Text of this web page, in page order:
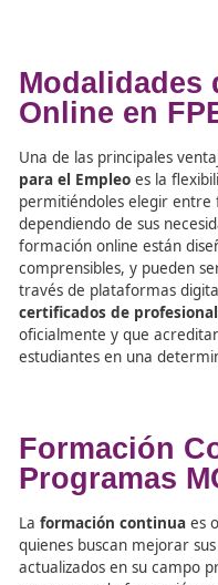
modalidad de
y para adaptarse a los
Online en
Una de las principales
para el Empleo es la
formación online están
comprensibles, y
través de plataformas
certificados de
oficialmente y que
estudiantes en una